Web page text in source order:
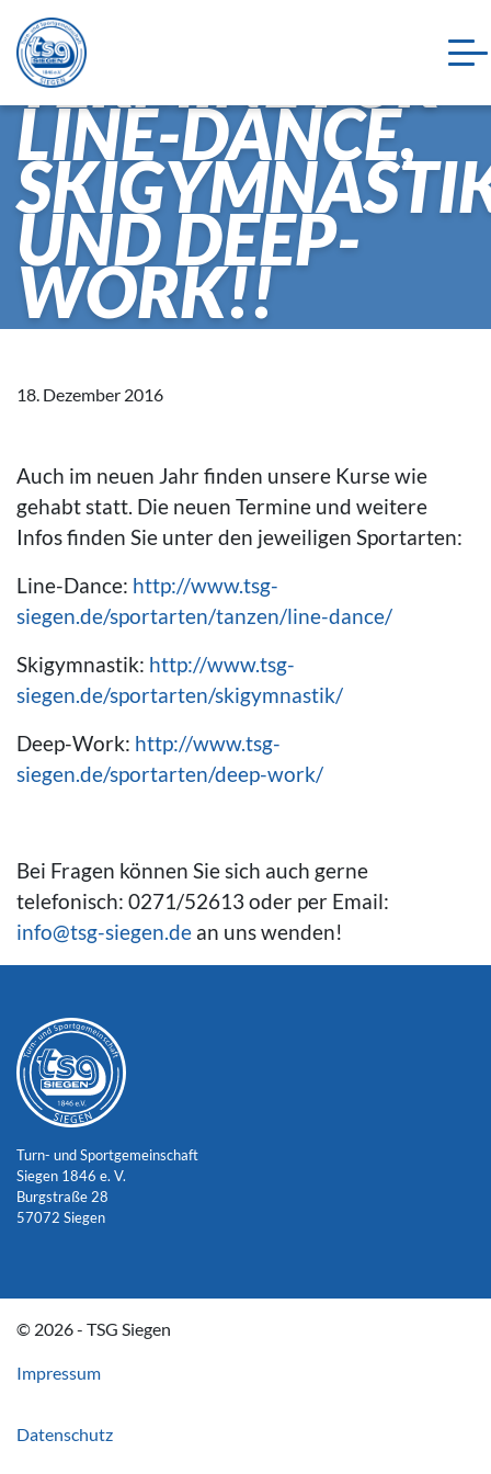
NEUE KURS-
TERMINE FÜR
LINE-DANCE,
UND DEEP-
WORK!!
18. Dezember 2016
Auch im neuen Jahr finden unsere Kurse wie
gehabt statt. Die neuen Termine und weitere
Infos finden Sie unter den jeweiligen Sportarten:
Line-Dance: http://www.tsg-
siegen.de/sportarten/tanzen/line-dance/
Skigymnastik: http://www.tsg-
siegen.de/sportarten/skigymnastik/
Deep-Work: http://www.tsg-
siegen.de/sportarten/deep-work/
Bei Fragen können Sie sich auch gerne
telefonisch: 0271/52613 oder per Email:
info@tsg-siegen.de an uns wenden!
Turn- und Sportgemeinschaft
Siegen 1846 e. V.
Burgstraße 28
57072 Siegen
© 2026 - TSG Siegen
Impressum
Datenschutz